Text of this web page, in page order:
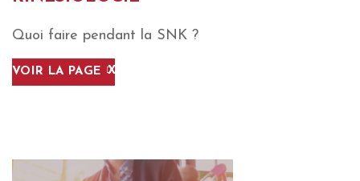
Quoi faire pendant la SNK ?
VOIR LA PAGE